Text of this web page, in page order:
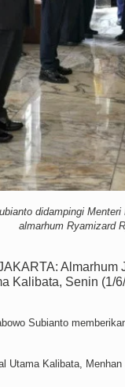
didampingi
almarhum Ryamizard
Kalibata, Senin (1/
Subianto
Utama Kalibata,